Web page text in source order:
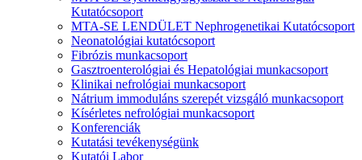
Kutatócsoport
MTA-SE LENDÜLET Nephrogenetikai Kutatócsoport
Neonatológiai kutatócsoport
Fibrózis munkacsoport
Gasztroenterológiai és Hepatológiai munkacsoport
Klinikai nefrológiai munkacsoport
Nátrium immoduláns szerepét vizsgáló munkacsoport
Kísérletes nefrológiai munkacsoport
Konferenciák
Kutatási tevékenységünk
Kutatói Labor